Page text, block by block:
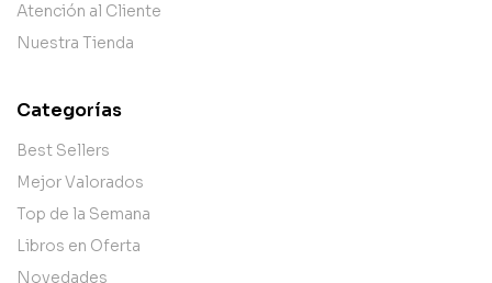
Atención al Cliente
Nuestra Tienda
Categorías
Best Sellers
Mejor Valorados
Top de la Semana
Libros en Oferta
Novedades